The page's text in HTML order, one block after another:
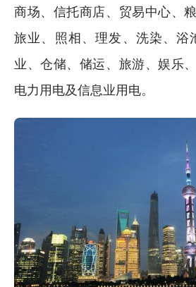
商场、信托商店、贸易中心、
旅业、照相、理发、洗染、浴
业、仓储、储运、旅游、娱乐
电力用电及信息业用电。